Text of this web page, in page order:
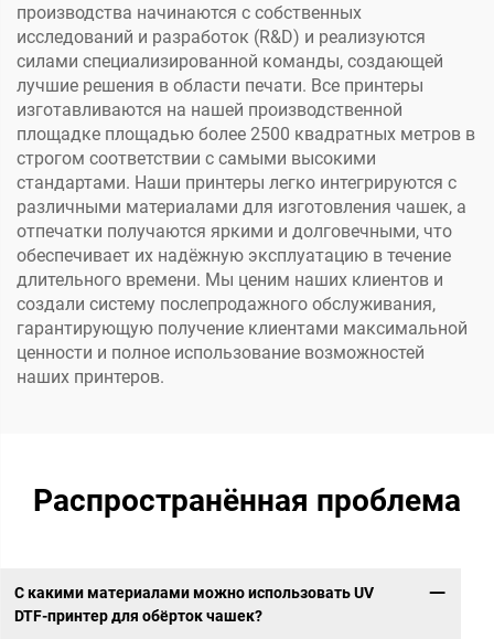
производства начинаются с собственных
исследований и разработок (R&D) и реализуются
силами специализированной команды, создающей
лучшие решения в области печати. Все принтеры
изготавливаются на нашей производственной
площадке площадью более 2500 квадратных метров в
строгом соответствии с самыми высокими
стандартами. Наши принтеры легко интегрируются с
различными материалами для изготовления чашек, а
отпечатки получаются яркими и долговечными, что
обеспечивает их надёжную эксплуатацию в течение
длительного времени. Мы ценим наших клиентов и
создали систему послепродажного обслуживания,
гарантирующую получение клиентами максимальной
ценности и полное использование возможностей
наших принтеров.
Распространённая проблема
С какими материалами можно использовать UV
DTF-принтер для обёрток чашек?